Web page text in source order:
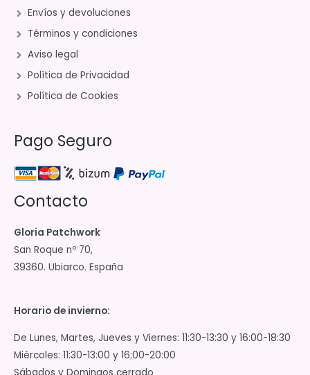
Envíos y devoluciones
Términos y condiciones
Aviso legal
Política de Privacidad
Política de Cookies
Pago Seguro
Contacto
Gloria Patchwork
San Roque nº 70,
39360. Ubiarco. España
Horario de invierno:
De Lunes, Martes, Jueves y Viernes: 11:30-13:30 y 16:00-18:30
Miércoles: 11:30-13:00 y 16:00-20:00
Sábados y Domingos cerrado